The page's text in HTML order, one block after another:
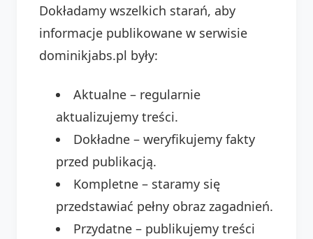
Dokładamy wszelkich starań, aby
informacje publikowane w serwisie
dominikjabs.pl były:
Aktualne – regularnie
aktualizujemy treści.
Dokładne – weryfikujemy fakty
przed publikacją.
Kompletne – staramy się
przedstawiać pełny obraz zagadnień.
Przydatne – publikujemy treści